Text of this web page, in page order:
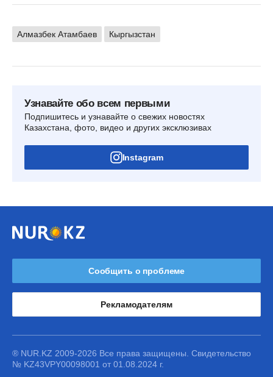
Алмазбек Атамбаев Кыргызстан
Узнавайте обо всем первыми
Подпишитесь и узнавайте о свежих новостях
Казахстана, фото, видео и других эксклюзивах
Instagram
Сообщить о проблеме
Рекламодателям
® NUR.KZ 2009-2026 Все права защищены. Свидетельство
№ KZ43VPY00098001 от 01.08.2024 г.